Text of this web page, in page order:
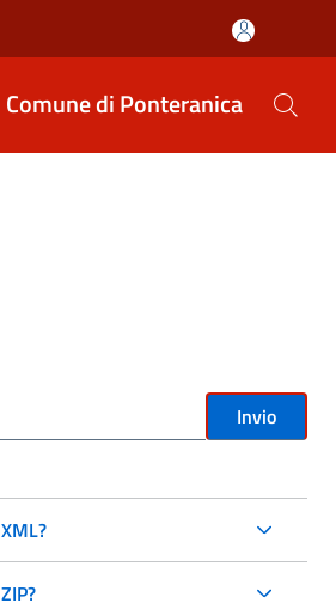
Comune di Ponteranica
Invio